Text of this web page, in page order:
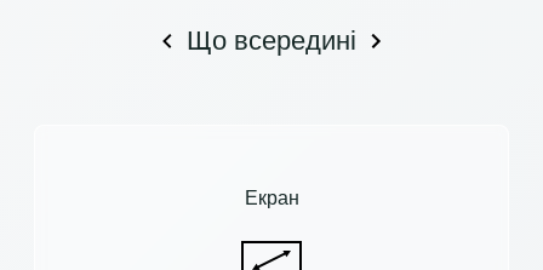
Що всередині
Екран